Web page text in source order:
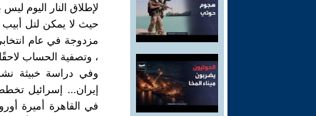
لإطلاق النار اليوم
حيث لا يمكن لتل
مزدوجة في عام
، وتصفية الحساب
وفي دراسة خبيثة
إيران... إسرائيل
في القاهرة أميرة